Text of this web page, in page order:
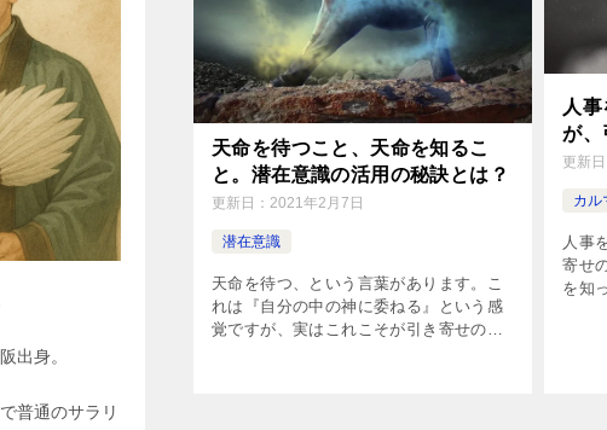
天命を待つこと、天命を知るこ
と。潜在意識の活用の秘訣とは？
更新日： 2021年2月7日
潜在意識
天命を待つ、という言葉があります。こ
れは『自分の中の神に委ねる』という感
覚ですが、実はこれこそが引き寄せの法
人
が、
更新
カル
人事
寄せ
を知
出身。
普通のサラリ